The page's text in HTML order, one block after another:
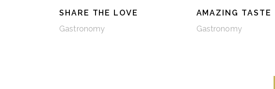
SHARE THE LOVE
Gastronomy
AMAZING TASTE
Gastronomy